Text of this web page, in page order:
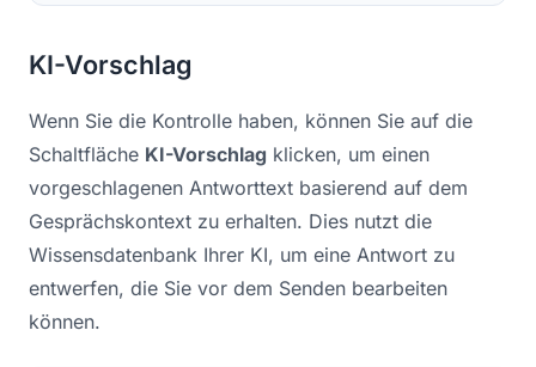
KI-Vorschlag
Wenn Sie die Kontrolle haben, können Sie auf die
Schaltfläche KI-Vorschlag klicken, um einen
vorgeschlagenen Antworttext basierend auf dem
Gesprächskontext zu erhalten. Dies nutzt die
Wissensdatenbank Ihrer KI, um eine Antwort zu
entwerfen, die Sie vor dem Senden bearbeiten
können.